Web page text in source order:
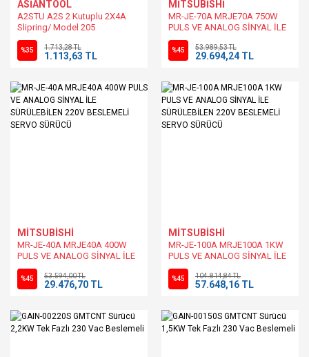
ASİANTOOL
A2STU A2S 2 Kutuplu 2X4A
Slipring/ Model 205
MERCOTAC Muadili
%35 1.713,28 TL
1.113,63 TL
MİTSUBİSHİ
MR-JE-70A MRJE70A 750W
PULS VE ANALOG SİNYAL İLE
SÜRÜLEBİLEN 220V
BESLEMELİ SERVO SÜRÜCÜ
%45 53.989,53 TL
29.694,24 TL
MİTSUBİSHİ
MR-JE-40A MRJE40A 400W
PULS VE ANALOG SİNYAL İLE
SÜRÜLEBİLEN 220V
BESLEMELİ SERVO SÜRÜCÜ
%45 53.594,00 TL
29.476,70 TL
MİTSUBİSHİ
MR-JE-100A MRJE100A 1KW
PULS VE ANALOG SİNYAL İLE
SÜRÜLEBİLEN 220V
BESLEMELİ SERVO SÜRÜCÜ
%45 104.814,84 TL
57.648,16 TL